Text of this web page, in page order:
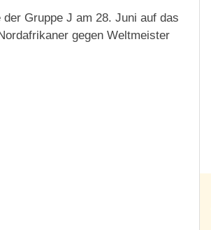
Gruppe J am 28. Juni auf das
gegen Weltmeister